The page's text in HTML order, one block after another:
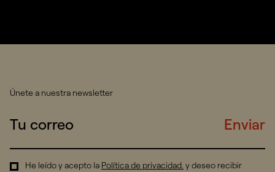
Únete a nuestra newsletter
Enviar
He leído y acepto la Política de privacidad. y deseo recibir